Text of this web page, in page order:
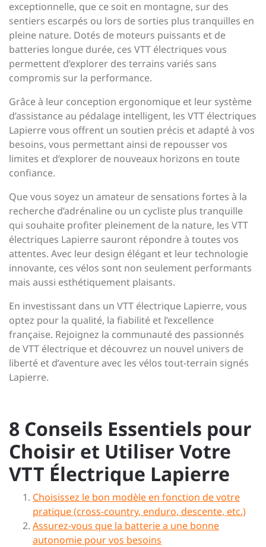
exceptionnelle, que ce soit en montagne, sur des
sentiers escarpés ou lors de sorties plus tranquilles en
pleine nature. Dotés de moteurs puissants et de
batteries longue durée, ces VTT électriques vous
permettent d’explorer des terrains variés sans
compromis sur la performance.
Grâce à leur conception ergonomique et leur système
d’assistance au pédalage intelligent, les VTT électriques
Lapierre vous offrent un soutien précis et adapté à vos
besoins, vous permettant ainsi de repousser vos
limites et d’explorer de nouveaux horizons en toute
confiance.
Que vous soyez un amateur de sensations fortes à la
recherche d’adrénaline ou un cycliste plus tranquille
qui souhaite profiter pleinement de la nature, les VTT
électriques Lapierre sauront répondre à toutes vos
attentes. Avec leur design élégant et leur technologie
innovante, ces vélos sont non seulement performants
mais aussi esthétiquement plaisants.
En investissant dans un VTT électrique Lapierre, vous
optez pour la qualité, la fiabilité et l’excellence
française. Rejoignez la communauté des passionnés
de VTT électrique et découvrez un nouvel univers de
liberté et d’aventure avec les vélos tout-terrain signés
Lapierre.
8 Conseils Essentiels pour
Choisir et Utiliser Votre
VTT Électrique Lapierre
Choisissez le bon modèle en fonction de votre
pratique (cross-country, enduro, descente, etc.)
Assurez-vous que la batterie a une bonne
autonomie pour vos besoins